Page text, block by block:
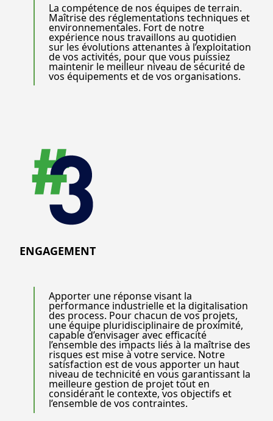
La compétence de nos équipes de terrain.
Maîtrise des réglementations techniques et
environnementales. Fort de notre
expérience nous travaillons au quotidien
sur les évolutions attenantes à l’exploitation
de vos activités, pour que vous puissiez
maintenir le meilleur niveau de sécurité de
vos équipements et de vos organisations.
ENGAGEMENT
Apporter une réponse visant la
performance industrielle et la digitalisation
des process. Pour chacun de vos projets,
une équipe pluridisciplinaire de proximité,
capable d’envisager avec efficacité
l’ensemble des impacts liés à la maîtrise des
risques est mise à votre service. Notre
satisfaction est de vous apporter un haut
niveau de technicité en vous garantissant la
meilleure gestion de projet tout en
considérant le contexte, vos objectifs et
l’ensemble de vos contraintes.